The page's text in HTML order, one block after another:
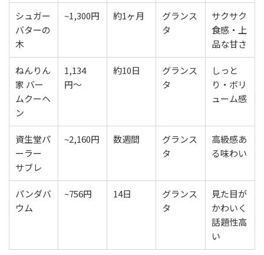
シュガー
バターの
木
~1,300円 約1ヶ月
グランス
タ
サクサク
食感・上
品な甘さ
ねんりん
家 バー
ムクーヘ
ン
1,134
円〜
約10日
グランス
タ
しっと
り・ボリ
ューム感
資生堂パ
ーラー
サブレ
~2,160円 数週間
グランス
タ
高級感あ
る味わい
パンダバ
ウム
~756円 14日
グランス
タ
見た目が
かわいく
話題性高
い